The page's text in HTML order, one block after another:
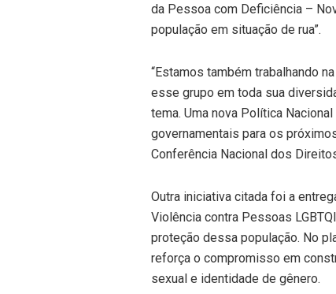
da Pessoa com Deficiência –
população em situação de rua”.
“Estamos também trabalhando
esse grupo em toda sua
tema. Uma nova Política
governamentais para os
Conferência Nacional dos
Outra iniciativa citada foi a
Violência contra Pessoas
proteção dessa população. No
reforça o compromisso em
sexual e identidade de gênero.